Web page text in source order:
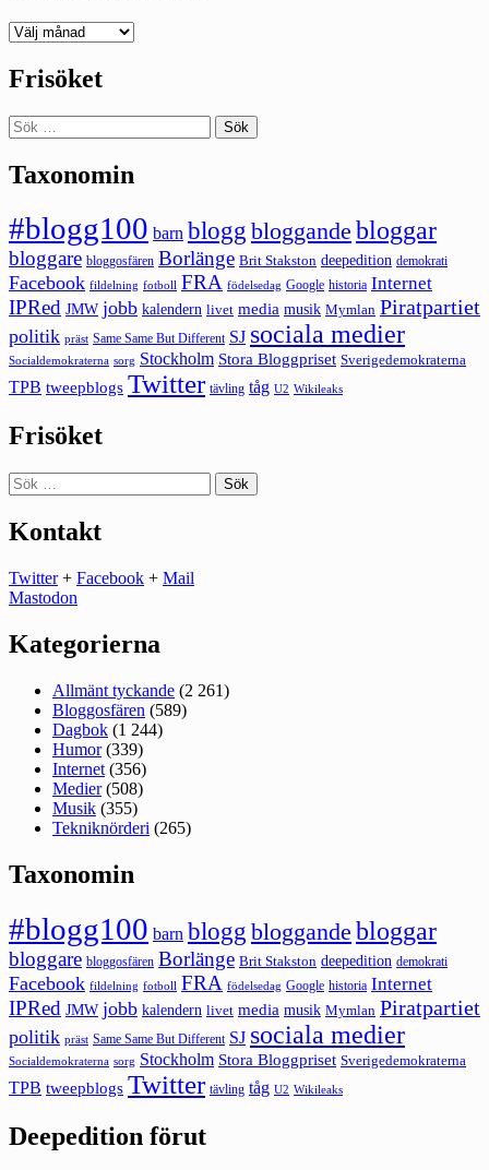
Deepedition
Frisöket
Sök
efter:
Taxonomin
#blogg100 barn blogg bloggande bloggar
bloggare bloggosfären Borlänge Brit Stakston deepedition demokrati
Facebook fildelning fotboll FRA födelsedag Google historia Internet
IPRed JMW jobb kalendern livet media musik Mymlan Piratpartiet
politik präst Same Same But Different SJ sociala medier
Socialdemokraterna sorg Stockholm Stora Bloggpriset Sverigedemokraterna
TPB tweepblogs Twitter tävling tåg U2 Wikileaks
Frisöket
Sök
efter:
Kontakt
Twitter+ Facebook + Mail
Mastodon
Kategorierna
Allmänt tyckande (2 261)
Bloggosfären (589)
Dagbok (1 244)
Humor(339)
Internet (356)
Medier(508)
Musik (355)
Tekniknörderi (265)
Taxonomin
#blogg100 barn blogg bloggande bloggar
bloggare bloggosfären Borlänge Brit Stakston deepedition demokrati
Facebook fildelning fotboll FRA födelsedag Google historia Internet
IPRed JMW jobb kalendern livet media musik Mymlan Piratpartiet
politik präst Same Same But Different SJ sociala medier
Socialdemokraterna sorg Stockholm Stora Bloggpriset Sverigedemokraterna
TPB tweepblogs Twitter tävling tåg U2 Wikileaks
Deepedition förut